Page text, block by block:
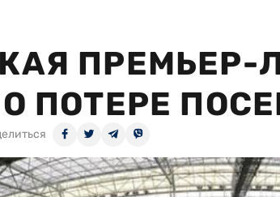
ПРЕМЬЕР-
ПОТЕРЕ